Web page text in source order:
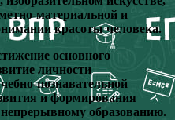
материальной и
красоты человека.
основного
личности
познавательной
и формирования
образованию.